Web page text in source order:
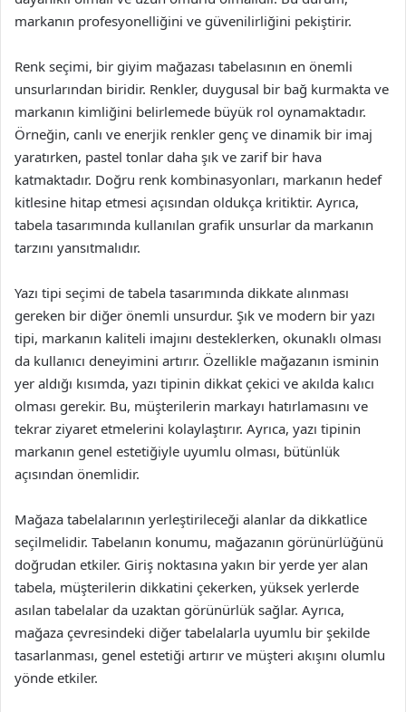
markanın profesyonelliğini ve güvenilirliğini pekiştirir.
Renk seçimi, bir giyim mağazası tabelasının en önemli
unsurlarından biridir. Renkler, duygusal bir bağ kurmakta ve
markanın kimliğini belirlemede büyük rol oynamaktadır.
Örneğin, canlı ve enerjik renkler genç ve dinamik bir imaj
yaratırken, pastel tonlar daha şık ve zarif bir hava
katmaktadır. Doğru renk kombinasyonları, markanın hedef
kitlesine hitap etmesi açısından oldukça kritiktir. Ayrıca,
tabela tasarımında kullanılan grafik unsurlar da markanın
tarzını yansıtmalıdır.
Yazı tipi seçimi de tabela tasarımında dikkate alınması
gereken bir diğer önemli unsurdur. Şık ve modern bir yazı
tipi, markanın kaliteli imajını desteklerken, okunaklı olması
da kullanıcı deneyimini artırır. Özellikle mağazanın isminin
yer aldığı kısımda, yazı tipinin dikkat çekici ve akılda kalıcı
olması gerekir. Bu, müşterilerin markayı hatırlamasını ve
tekrar ziyaret etmelerini kolaylaştırır. Ayrıca, yazı tipinin
markanın genel estetiğiyle uyumlu olması, bütünlük
açısından önemlidir.
Mağaza tabelalarının yerleştirileceği alanlar da dikkatlice
seçilmelidir. Tabelanın konumu, mağazanın görünürlüğünü
doğrudan etkiler. Giriş noktasına yakın bir yerde yer alan
tabela, müşterilerin dikkatini çekerken, yüksek yerlerde
asılan tabelalar da uzaktan görünürlük sağlar. Ayrıca,
mağaza çevresindeki diğer tabelalarla uyumlu bir şekilde
tasarlanması, genel estetiği artırır ve müşteri akışını olumlu
yönde etkiler.